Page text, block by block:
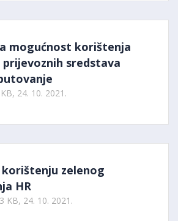
mogućnost korištenja
sredstava
24. 10. 2021.
korištenju zelenog
HR
KB, 24. 10. 2021.